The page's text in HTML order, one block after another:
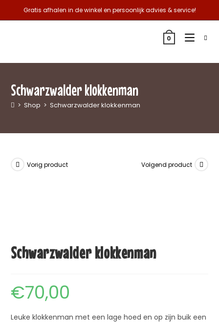
Gratis afhalen in de winkel en persoonlijk advies & service!
0
Schwarzwalder klokkenman
> Shop > Schwarzwalder klokkenman
Vorig product Volgend product
Schwarzwalder klokkenman
€70,00
Leuke klokkenman met een lage hoed en op zijn buik een